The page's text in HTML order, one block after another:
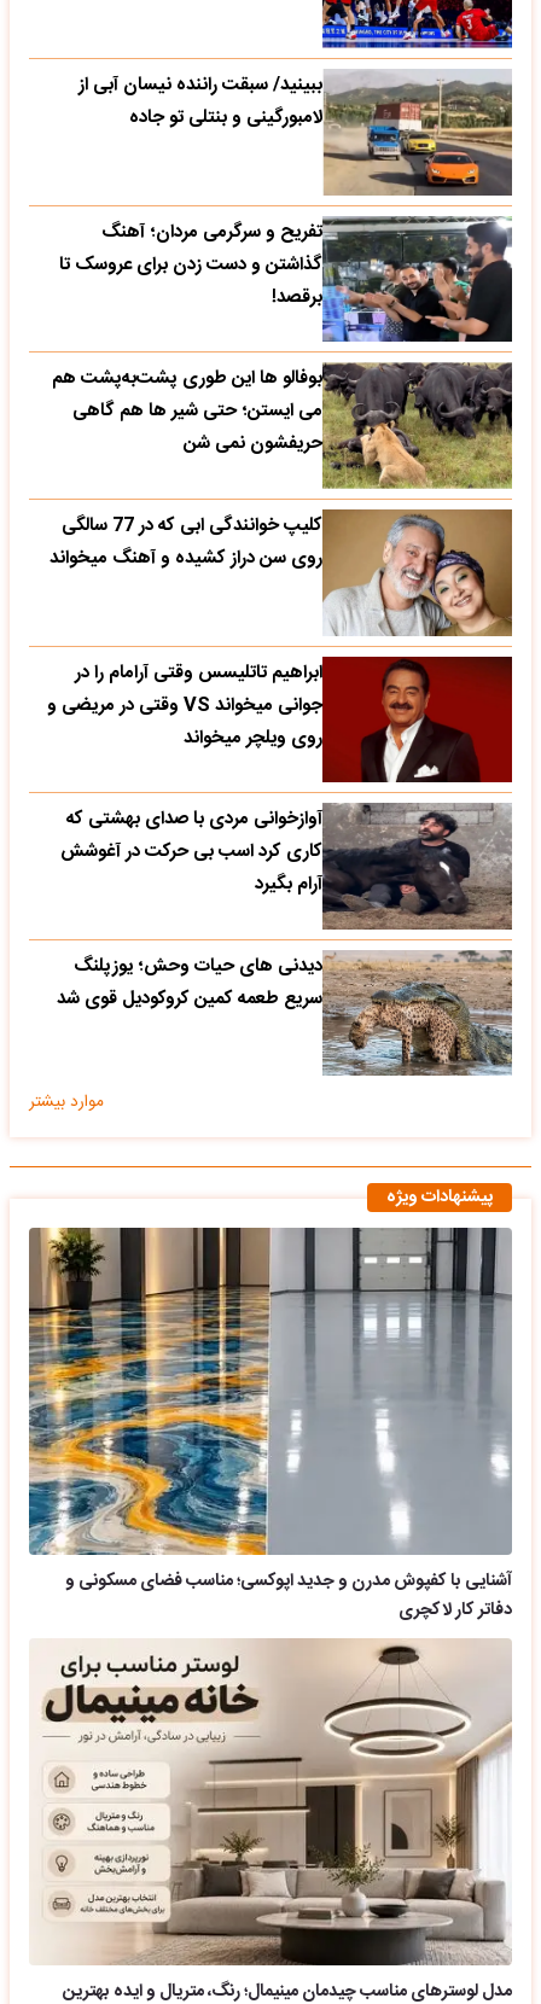
ببینید/ سبقت راننده نیسان آبی از
لامبورگینی و بنتلی تو جاده
تفریح و سرگرمی مردان؛ آهنگ
گذاشتن و دست زدن برای عروسک تا
برقصد!
بوفالو ها این‌ طوری پشت‌به‌پشت هم
می‌ ایستن؛ حتی شیر ها هم گاهی
حریفشون نمی‌ شن
کلیپ خوانندگی ابی که در 77 سالگی
روی سن دراز کشیده و آهنگ میخواند
ابراهیم تاتلیسس وقتی آرامام را در
جوانی میخواند VS وقتی در مریضی و
روی ویلچر میخواند
آوازخوانی مردی با صدای بهشتی که
کاری کرد اسب بی حرکت در آغوشش
آرام بگیرد
دیدنی های حیات وحش؛ یوزپلنگ
سریع طعمه کمین کروکودیل قوی شد
موارد بیشتر
پیشنهادات ویژه
آشنایی با کفپوش مدرن و جدید اپوکسی؛ مناسب فضای مسکونی و
دفاتر کار لاکچری
مدل لوسترهای مناسب چیدمان مینیمال؛ رنگ، متریال و ایده بهترین